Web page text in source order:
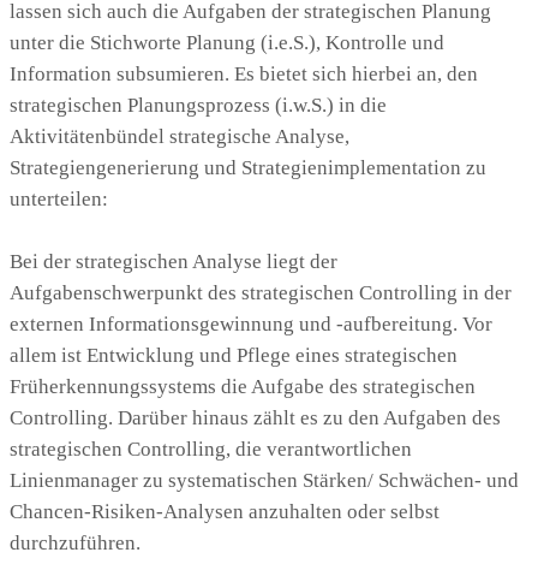
lassen sich auch die Aufgaben der strategischen Planung
unter die Stichworte Planung (i.e.S.), Kontrolle und
Information subsumieren. Es bietet sich hierbei an, den
strategischen Planungsprozess (i.w.S.) in die
Aktivitätenbündel strategische Analyse,
Strategiengenerierung und Strategienimplementation zu
unterteilen:
Bei der strategischen Analyse liegt der
Aufgabenschwerpunkt des strategischen Controlling in der
externen Informationsgewinnung und -aufbereitung. Vor
allem ist Entwicklung und Pflege eines strategischen
Früherkennungssystems die Aufgabe des strategischen
Controlling. Darüber hinaus zählt es zu den Aufgaben des
strategischen Controlling, die verantwortlichen
Linienmanager zu systematischen Stärken/ Schwächen- und
Chancen-Risiken-Analysen anzuhalten oder selbst
durchzuführen.